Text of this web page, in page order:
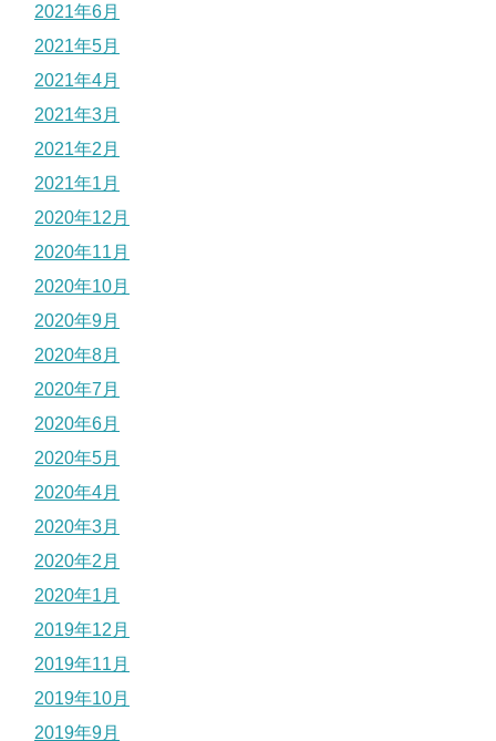
2021年6月
2021年5月
2021年4月
2021年3月
2021年2月
2021年1月
2020年12月
2020年11月
2020年10月
2020年9月
2020年8月
2020年7月
2020年6月
2020年5月
2020年4月
2020年3月
2020年2月
2020年1月
2019年12月
2019年11月
2019年10月
2019年9月